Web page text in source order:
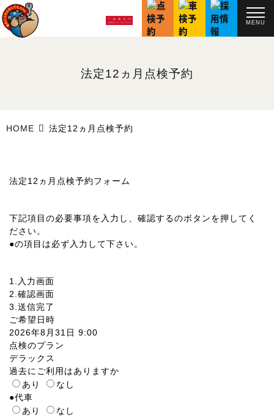
MENU
法定12ヵ月点検予約
HOME 法定12ヵ月点検予約
法定12ヵ月点検予約フォーム
下記項目の必要事項を入力し、 確認するのボタンを押してく
ださい。
●の項目は必ず入力して下さい。
1.入力画面
2.確認画面
3.送信完了
ご希望日時
2026年8月31日 9:00
点検のプラン
デラックス
過去にご利用はありますか
あり
なし
●代車
あり
なし